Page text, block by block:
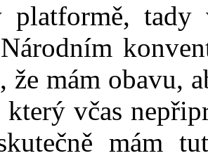
platformě, tady
že mám obavu,
který včas
mám